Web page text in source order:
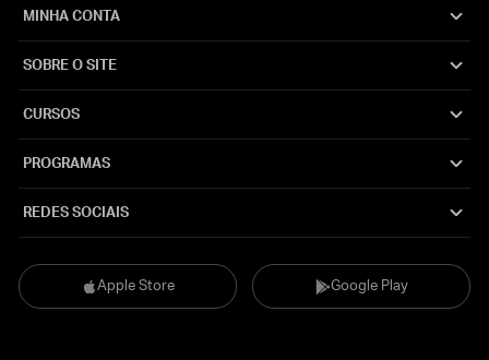
Apple Store Google Play
MINHA CONTA
SOBRE O SITE
CURSOS
PROGRAMAS
REDES SOCIAIS